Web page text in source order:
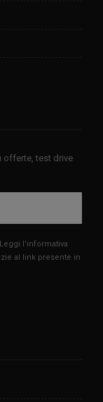
offerte, test drive
l'informativa
al link presente in